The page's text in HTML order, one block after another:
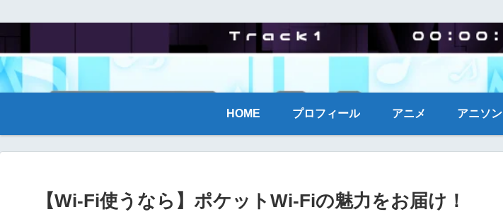
HOME プロフィール アニメ アニソン
【Wi-Fi使うなら】ポケットWi-Fiの魅力をお届け！